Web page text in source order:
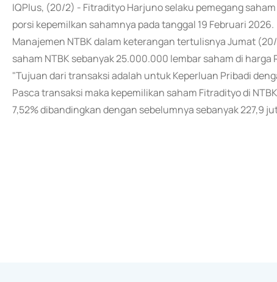
IQPlus, (20/2) - Fitradityo Harjuno selaku pemegang
porsi kepemilkan sahamnya pada tanggal 19 Februari 2026.
Manajemen NTBK dalam keterangan tertulisnya Jumat
saham NTBK sebanyak 25.000.000 lembar saham di harga
"Tujuan dari transaksi adalah untuk Keperluan Pribadi
Pasca transaksi maka kepemilikan saham Fitradityo di
7,52% dibandingkan dengan sebelumnya sebanyak 227,9